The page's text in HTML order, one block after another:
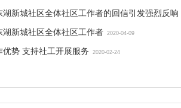
新城社区全体社区工作者的回信引发强烈反响
新城社区全体社区工作者 2020-04-09
势 支持社工开展服务 2020-02-24